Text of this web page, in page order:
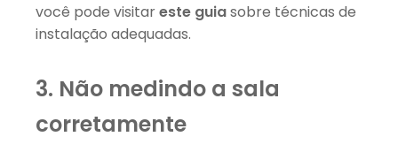
você pode visitareste guiasobre técnicas de
instalação adequadas.
3. Não medindo a sala
corretamente